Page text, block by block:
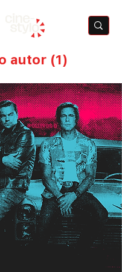
autor (1)